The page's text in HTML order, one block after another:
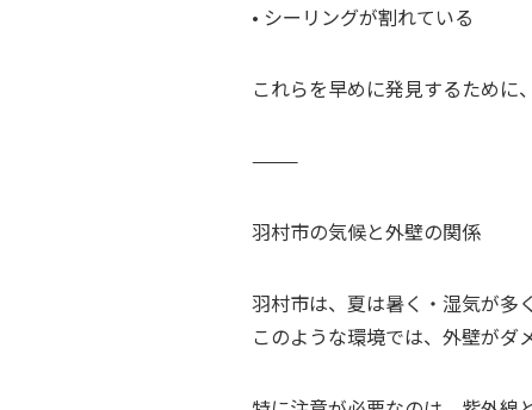
• シーリングが割れている
これらを早めに発見するために、
⸻
羽村市の気候と外壁の関係
羽村市は、夏は暑く・湿気が多
このような環境では、外壁がダ